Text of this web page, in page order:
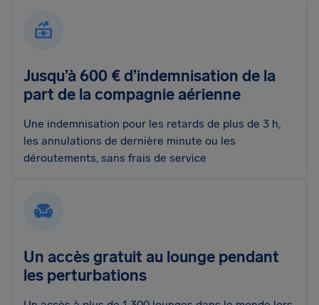
Jusqu’à 600 € d’indemnisation de la
part de la compagnie aérienne
Une indemnisation pour les retards de plus de 3 h,
les annulations de dernière minute ou les
déroutements, sans frais de service
Un accès gratuit au lounge pendant
les perturbations